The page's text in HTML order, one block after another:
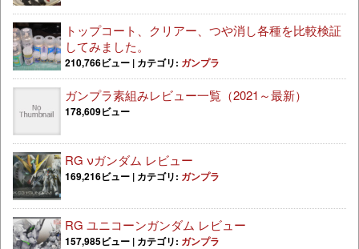
トップコート、クリアー、つや消し各種を比較検証
してみました。
210,766ビュー | カテゴリ: ガンプラ
ガンプラ素組みレビュー一覧（2021～最新）
178,609ビュー
RG νガンダム レビュー
169,216ビュー | カテゴリ: ガンプラ
RG ユニコーンガンダム レビュー
157,985ビュー | カテゴリ: ガンプラ